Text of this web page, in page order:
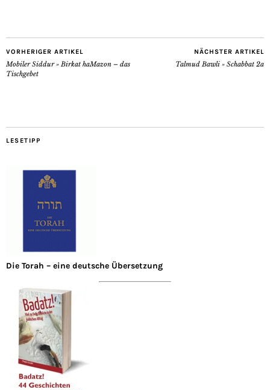
VORHERIGER ARTIKEL
Mobiler Siddur » Birkat haMazon – das
Tischgebet
NÄCHSTER ARTIKEL
Talmud Bawli » Schabbat 2a
LESETIPP
Die Torah – eine deutsche Übersetzung